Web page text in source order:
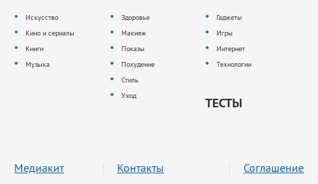
Искусство
Кино и сериалы
Книги
Музыка
Здоровье
Макияж
Показы
Похудение
Стиль
Уход
Гаджеты
Игры
Интернет
Технологии
ТЕСТЫ
Медиакит Контакты Соглашение